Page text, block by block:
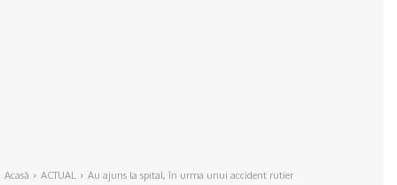
Acasă ACTUAL Au ajuns la spital, în urma unui accident rutier